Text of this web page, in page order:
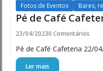
Fotos de Eventos Bares,
Pé de Café
23/04/20230 Comentários
Pé de Café Cafeteria 22/
Ler mais